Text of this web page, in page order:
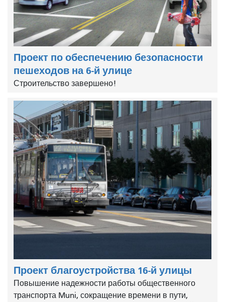
Проект по обеспечению безопасности
пешеходов на 6-й улице
Строительство завершено!
Проект благоустройства 16-й улицы
Повышение надежности работы общественного
транспорта Muni, сокращение времени в пути,